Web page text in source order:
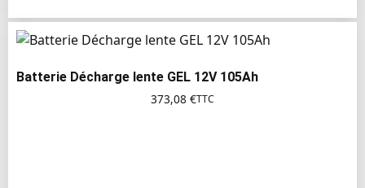
Batterie Décharge lente GEL 12V 105Ah
373,08 €TTC